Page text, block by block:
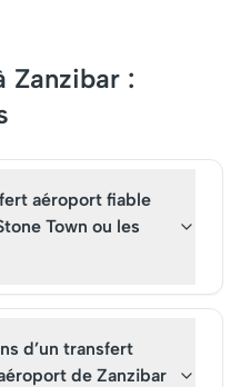
Zanzibar :
aéroport fiable
Town ou les
d’un transfert
de Zanzibar